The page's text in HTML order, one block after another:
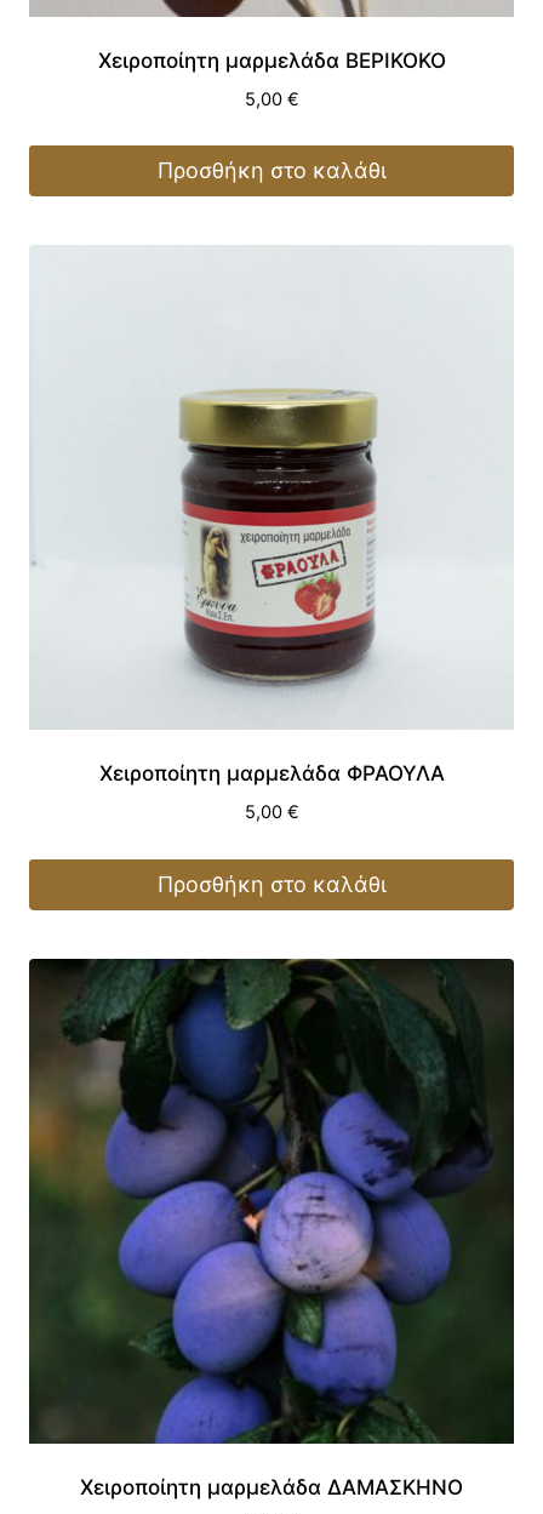
Χειροποίητη μαρμελάδα ΒΕΡΙΚΟΚΟ
5,00 €
Προσθήκη στο καλάθι
Χειροποίητη μαρμελάδα ΦΡΑΟΥΛΑ
5,00 €
Προσθήκη στο καλάθι
Χειροποίητη μαρμελάδα ΔΑΜΑΣΚΗΝΟ